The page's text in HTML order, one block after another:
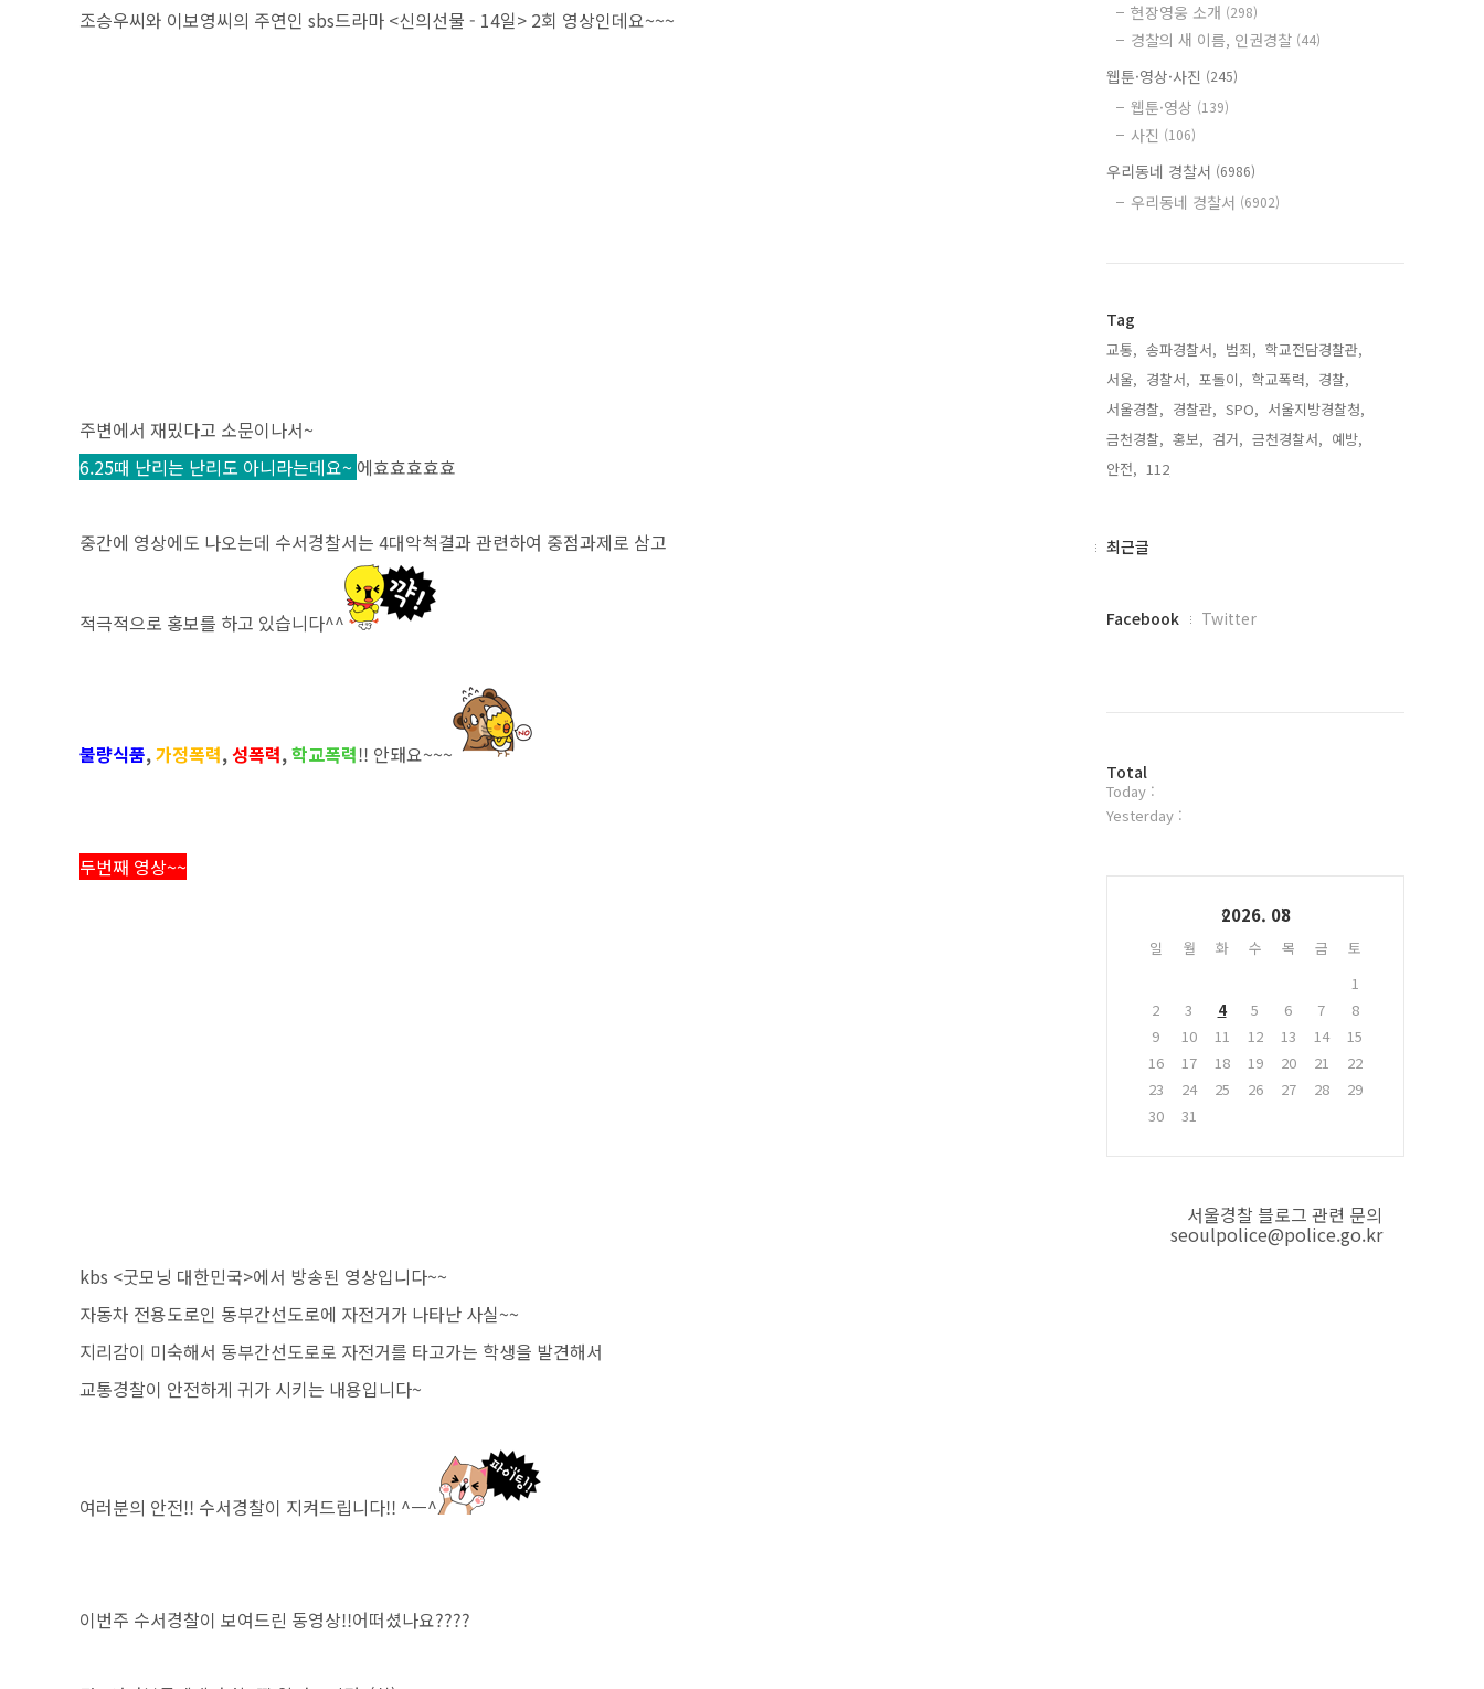
조승우씨와 이보영씨의 주연인 sbs드라마 <신의선물 - 14일> 2회 영상인데요~~~
주변에서 재밌다고 소문이나서~
6.25때 난리는 난리도 아니라는데요~ 에효효효효효
중간에 영상에도 나오는데 수서경찰서는 4대악척결과 관련하여 중점과제로 삼고
적극적으로 홍보를 하고 있습니다^^
불량식품,가정폭력,성폭력,학교폭력!! 안돼요~~~
두번째 영상~~
kbs <굿모닝 대한민국>에서 방송된 영상입니다~~
자동차 전용도로인 동부간선도로에 자전거가 나타난 사실~~
지리감이 미숙해서 동부간선도로로 자전거를 타고가는 학생을 발견해서
교통경찰이 안전하게 귀가 시키는 내용입니다~
여러분의 안전!! 수서경찰이 지켜드립니다!! ^ㅡ^
이번주 수서경찰이 보여드린 동영상!!어떠셨나요????
현장영웅 소개 (298)
경찰의 새 이름, 인권경찰 (44)
웹툰·영상·사진 (245)
웹툰·영상 (139)
사진 (106)
우리동네 경찰서 (6986)
우리동네 경찰서 (6902)
Tag
교통, 송파경찰서, 범죄, 학교전담경찰관,
서울, 경찰서, 포돌이, 학교폭력, 경찰,
서울경찰, 경찰관, SPO, 서울지방경찰청,
금천경찰, 홍보, 검거, 금천경찰서, 예방,
안전, 112,
최
최근글
페
플
러
그
Facebook Twitter
방
문
자
Total
Today :
Yesterday :
2026. 08
일 월 화 수 목 금
토
1
2
3 4 5 6 7
8
9
10 11 12 13 14
15
16
17 18 19 20 21
22
23
24 25 26 27 28
29
30
31
서울경찰 블로그 관련 문의
seoulpolice@police.go.kr